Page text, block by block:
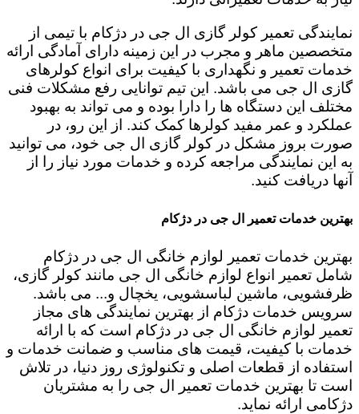
نمایندگی تعمیر کولر گازی ال جی در دژکام با تیمی از
متخصصین ماهر و مجرب در این زمینه دارای آمادگی ارائه
خدمات تعمیر و نگهداری با کیفیت برای انواع کولرهای
گازی ال جی می باشد. این تیم توانایی رفع مشکلات فنی
مختلف این دستگاه ها را دارا بوده و می تواند به بهبود
عملکرد و عمر مفید کولرها کمک کند. از این رو، در
صورت بروز مشکل در کولر گازی ال جی خود، می توانید
به این نمایندگی مراجعه کرده و خدمات مورد نیاز را از
آنها دریافت کنید.
بهترین خدمات تعمیر ال جی در دژکام
بهترین خدمات تعمیر لوازم خانگی ال جی در دژکام
شامل تعمیر انواع لوازم خانگی ال جی مانند کولر گازی،
ظرفشویی، ماشین لباسشویی، یخچال و... می باشد.
سرویس خدمات دژکام از بهترین نمایندگی های مجاز
تعمیر لوازم خانگی ال جی در دژکام است که با ارائه
خدمات با کیفیت، قیمت های مناسب و ضمانت خدمات و
استفاده از قطعات اصلی و تکنولوژی روز دنیا، در تلاش
است تا بهترین خدمات تعمیر ال جی را به مشتریان
دژکامی ارائه نماید.